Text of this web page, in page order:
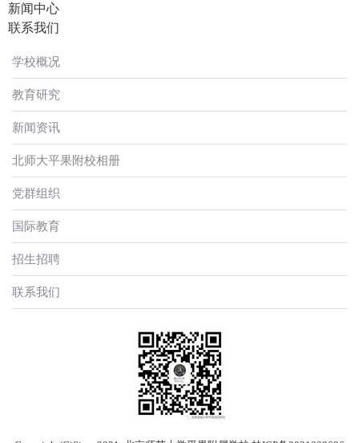
新闻中心
联系我们
学校概况
教育研究
新闻资讯
北师大平果附校相册
党群组织
国际教育
招生招聘
联系我们